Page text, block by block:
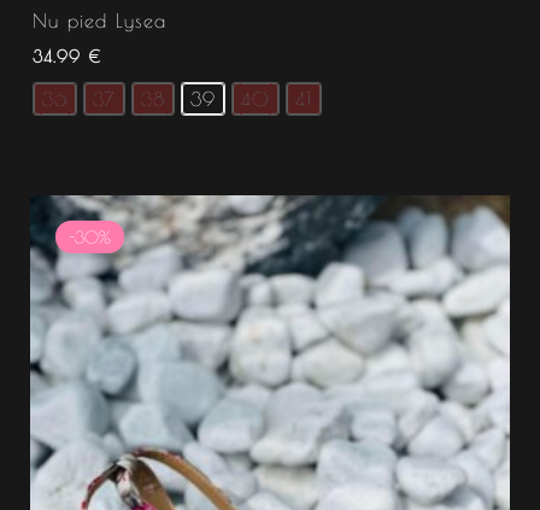
Nu pied Lysea
34.99 €
36 37 38 39 40 41
-30%
Le
prix
initial
était :
39.99 €.
Le
prix
actuel
est :
27.99 €.